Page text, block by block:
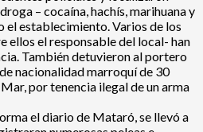
– cocaína, hachís, marihuana y
establecimiento. Varios de los
ellos el responsable del local- han
También detuvieron al portero
nacionalidad marroquí de 30
por tenencia ilegal de un arma
el diario de Mataró, se llevó a